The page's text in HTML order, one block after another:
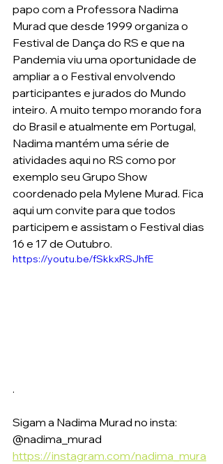
papo com a Professora Nadima
Murad que desde 1999 organiza o
Festival de Dança do RS e que na
Pandemia viu uma oportunidade de
ampliar a o Festival envolvendo
participantes e jurados do Mundo
inteiro. A muito tempo morando fora
do Brasil e atualmente em Portugal,
Nadima mantém uma série de
atividades aqui no RS como por
exemplo seu Grupo Show
coordenado pela Mylene Murad. Fica
aqui um convite para que todos
participem e assistam o Festival dias
16 e 17 de Outubro.
https://youtu.be/fSkkxRSJhfE
.
Sigam a Nadima Murad no insta:
@nadima_murad
https://instagram.com/nadima_mura